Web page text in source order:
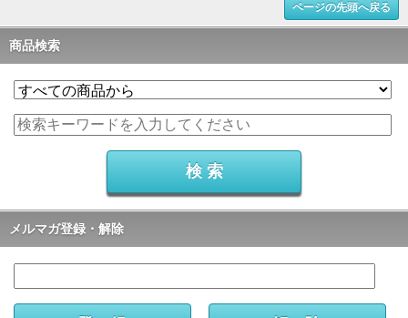
ページの先頭へ戻る
商品検索
メルマガ登録・解除